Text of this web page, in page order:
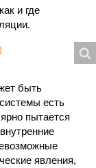
и где
быть
есть
пытается
явления,